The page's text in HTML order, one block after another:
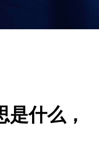
什么，